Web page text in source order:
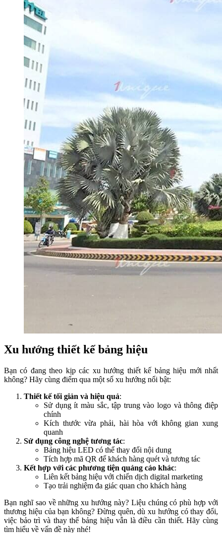
Xu hướng thiết kế bảng hiệu
Bạn có đang theo kịp các xu hướng thiết kế bảng hiệu mới nhất
không? Hãy cùng điểm qua một số xu hướng nổi bật:
Thiết kế tối giản và hiệu quả:
Sử dụng ít màu sắc, tập trung vào logo và thông điệp
chính
Kích thước vừa phải, hài hòa với không gian xung
quanh
Sử dụng công nghệ tương tác:
Bảng hiệu LED có thể thay đổi nội dung
Tích hợp mã QR để khách hàng quét và tương tác
Kết hợp với các phương tiện quảng cáo khác:
Liên kết bảng hiệu với chiến dịch digital marketing
Tạo trải nghiệm đa giác quan cho khách hàng
Bạn nghĩ sao về những xu hướng này? Liệu chúng có phù hợp với
thương hiệu của bạn không? Đừng quên, dù xu hướng có thay đổi,
việc bảo trì và thay thế bảng hiệu vẫn là điều cần thiết. Hãy cùng
tìm hiểu về vấn đề này nhé!